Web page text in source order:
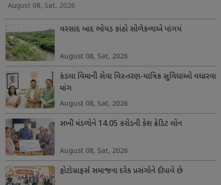
August 08, Sat, 2026
વરસાદ બાદ ભોયડ કાંઠો સોળેકળાએ પાંગર્યો
August 08, Sat, 2026
કંડલા વિમાની સેવા વિસ્તરણ-યાત્રિક સુવિધાઓ વધારવા
માંગ
August 08, Sat, 2026
સખી મંડળોને 14.05 કરોડની કેશ ક્રેડિટ લોન
August 08, Sat, 2026
ફોટોગ્રાફર્સ સમાજના દરેક પ્રસંગોને દીપાવે છે